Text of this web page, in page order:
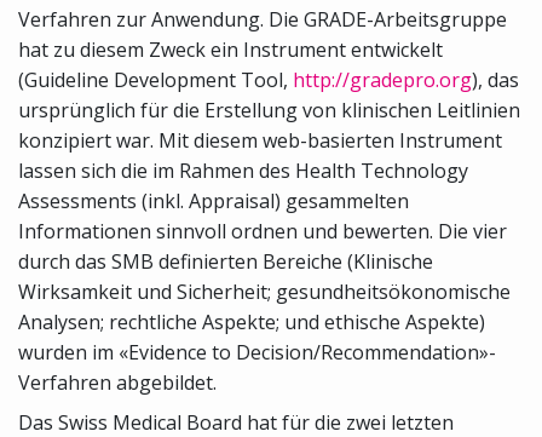
Verfahren zur Anwendung. Die GRADE-Arbeitsgruppe
hat zu diesem Zweck ein Instrument entwickelt
(Guideline Development Tool, http://gradepro.org), das
ursprünglich für die Erstellung von klinischen Leitlinien
konzipiert war. Mit diesem web-basierten Instrument
lassen sich die im Rahmen des Health Technology
Assessments (inkl. Appraisal) gesammelten
Informationen sinnvoll ordnen und bewerten. Die vier
durch das SMB definierten Bereiche (Klinische
Wirksamkeit und Sicherheit; gesundheitsökonomische
Analysen; rechtliche Aspekte; und ethische Aspekte)
wurden im «Evidence to Decision/Recommendation»-
Verfahren abgebildet.
Das Swiss Medical Board hat für die zwei letzten